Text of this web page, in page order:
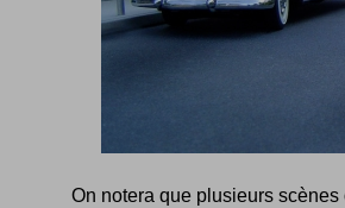
On notera que plusieurs